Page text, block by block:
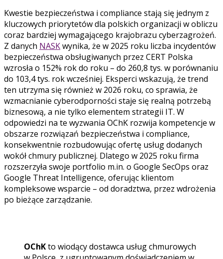
Kwestie bezpieczeństwa i compliance stają się jednym z
kluczowych priorytetów dla polskich organizacji w obliczu
coraz bardziej wymagającego krajobrazu cyberzagrożeń.
Z danych NASKwynika, że w 2025 roku liczba incydentów
bezpieczeństwa obsługiwanych przez CERT Polska
wzrosła o 152% rok do roku – do 260,8 tys. w porównaniu
do 103,4 tys. rok wcześniej. Eksperci wskazują, że trend
ten utrzyma się również w 2026 roku, co sprawia, że
wzmacnianie cyberodporności staje się realną potrzebą
biznesową, a nie tylko elementem strategii IT. W
odpowiedzi na te wyzwania OChK rozwija kompetencje w
obszarze rozwiązań bezpieczeństwa i compliance,
konsekwentnie rozbudowując ofertę usług dodanych
wokół chmury publicznej. Dlatego w 2025 roku firma
rozszerzyła swoje portfolio m.in. o Google SecOps oraz
Google Threat Intelligence, oferując klientom
kompleksowe wsparcie – od doradztwa, przez wdrożenia
po bieżące zarządzanie.
OChKto wiodący dostawca usług chmurowych